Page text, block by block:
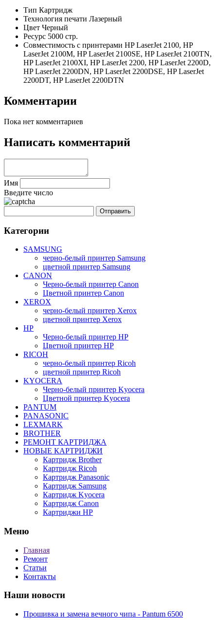
Тип Картридж
Технология печати Лазерный
Цвет Черный
Ресурс 5000 стр.
Совместимость с принтерами HP LaserJet 2100, HP
LaserJet 2100M, HP LaserJet 2100SE, HP LaserJet 2100TN,
HP LaserJet 2100XI, HP LaserJet 2200, HP LaserJet 2200D,
HP LaserJet 2200DN, HP LaserJet 2200DSE, HP LaserJet
2200DT, HP LaserJet 2200DTN
Комментарии
Пока нет комментариев
Написать комментарий
Имя
Введите число
Категории
SAMSUNG
черно-белый принтер Samsung
цветной принтер Samsung
CANON
Черно-белый принтер Canon
Цветной принтер Canon
XEROX
черно-белый принтер Xerox
цветной принтер Xerox
HP
Черно-белый принтер HP
Цветной принтер HP
RICOH
черно-белый принтер Ricoh
цветной принтер Ricoh
KYOCERA
Черно-белый принтер Kyocera
Цветной принтер Kyocera
PANTUM
PANASONIC
LEXMARK
BROTHER
РЕМОНТ КАРТРИДЖА
НОВЫЕ КАРТРИДЖИ
Картридж Brother
Картридж Ricoh
Картридж Panasonic
Картридж Samsung
Картридж Kyocera
Картридж Canon
Картриджи HP
Меню
Главная
Ремонт
Статьи
Контакты
Наши новости
Прошивка и замена вечного чипа - Pantum 6500